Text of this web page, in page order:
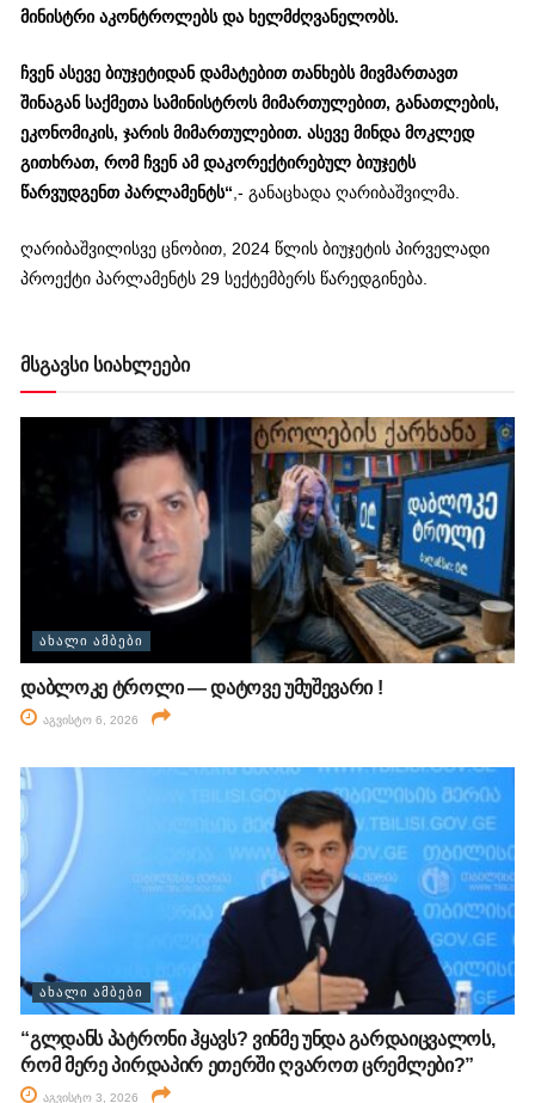
მინისტრი აკონტროლებს და ხელმძღვანელობს.
ჩვენ ასევე ბიუჯეტიდან დამატებით თანხებს მივმართავთ
შინაგან საქმეთა სამინისტროს მიმართულებით, განათლების,
ეკონომიკის, ჯარის მიმართულებით. ასევე მინდა მოკლედ
გითხრათ, რომ ჩვენ ამ დაკორექტირებულ ბიუჯეტს
წარვუდგენთ პარლამენტს“ ,- განაცხადა ღარიბაშვილმა.
ღარიბაშვილისვე ცნობით, 2024 წლის ბიუჯეტის პირველადი
პროექტი პარლამენტს 29 სექტემბერს წარედგინება.
მსგავსი სიახლეები
ᲐᲮᲐᲚᲘ ᲐᲛᲑᲔᲑᲘ
დაბლოკე ტროლი — დატოვე უმუშევარი !
აგვისტო 6, 2026
ᲐᲮᲐᲚᲘ ᲐᲛᲑᲔᲑᲘ
“გლდანს პატრონი ჰყავს? ვინმე უნდა გარდაიცვალოს,
რომ მერე პირდაპირ ეთერში ღვაროთ ცრემლები?”
აგვისტო 3, 2026